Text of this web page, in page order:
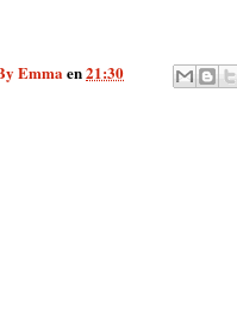
Emmaen21:30